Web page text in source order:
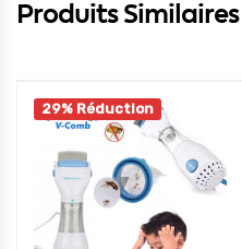
Produits Similaires
29% Réduction